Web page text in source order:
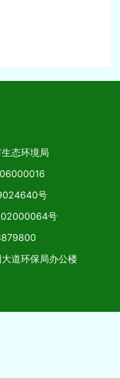
态环境局
号
号
道环保局办公楼